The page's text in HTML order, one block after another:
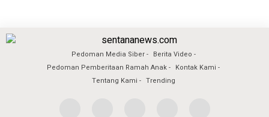
Pedoman Media Siber
Berita Video
Pedoman Pemberitaan Ramah Anak
Kontak Kami
Tentang Kami
Trending